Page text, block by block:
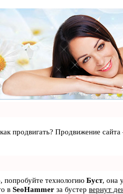
продвигать? Продвижение
попробуйте технологию Буст, она
в SeoHammer за бустер вернут